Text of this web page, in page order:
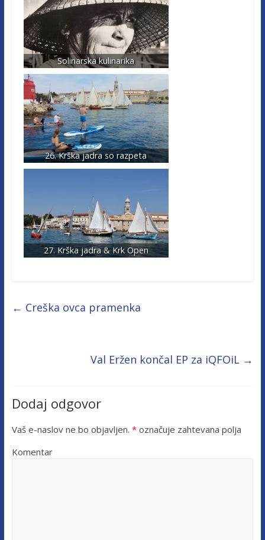
Solinarska kulinarika
26. Krška jadra so razpeta
27. Krška jadra & Krk Open
← Creška ovca pramenka
Val Eržen končal EP za iQFOiL →
Dodaj odgovor
Vaš e-naslov ne bo objavljen. *označuje zahtevana polja
Komentar